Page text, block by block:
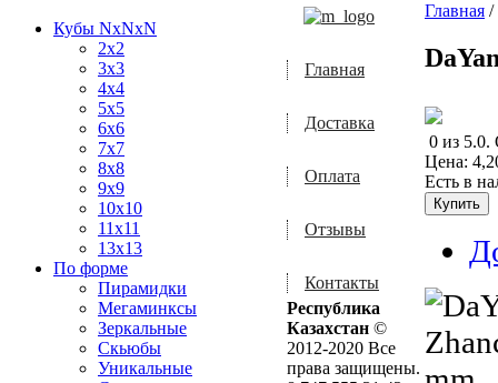
Кубы NxNxN
2x2
3x3
4x4
5x5
6x6
7x7
8x8
9x9
10x10
11x11
13x13
По форме
Пирамидки
Мегаминксы
Зеркальные
Скьюбы
Уникальные
Главная /
0 из 5.0.
Цена:
Есть в
Главная
Доставка
Оплата
Отзывы
Контакты
Республика
Казахстан ©
2012-2020 Все
права защищены.